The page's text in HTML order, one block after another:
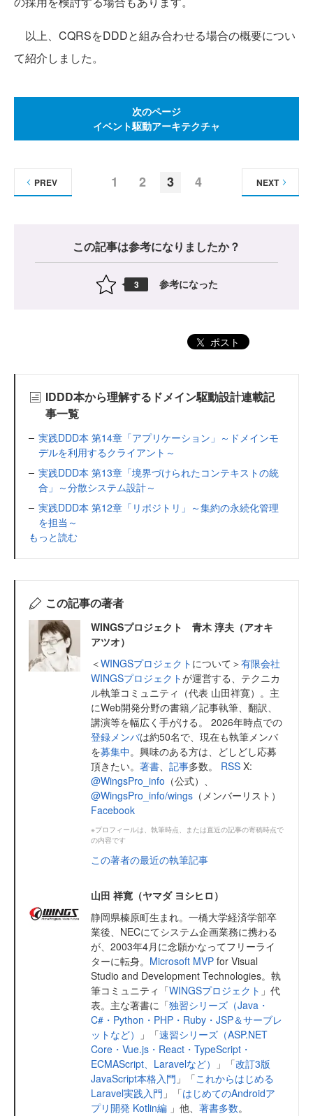
以上、CQRSをDDDと組み合わせる場合の概要につい
て紹介しました。
次のページ
イベント駆動アーキテクチャ
1 2 3 4
PREV NEXT
この記事は参考になりましたか？
3 参考になった
ポスト
IDDD本から理解するドメイン駆動設計連載記
事一覧
実践DDD本 第14章「アプリケーション」～ドメインモ
デルを利用するクライアント～
実践DDD本 第13章「境界づけられたコンテキストの統
合」～分散システム設計～
実践DDD本 第12章「リポジトリ」～集約の永続化管理
を担当～
もっと読む
この記事の著者
WINGSプロジェクト 青木 淳夫（アオキ
アツオ）
＜WINGSプロジェクト について＞有限会社
WINGSプロジェクトが運営する、テクニカ
ル執筆コミュニティ（代表 山田祥寛）。主
にWeb開発分野の書籍／記事執筆、翻訳、
講演等を幅広く手がける。 2026年時点での
登録メンバは約50名で、現在も執筆メンバ
を募集中。興味のある方は、どしどし応募
頂きたい。 著書、 記事多数。 RSS X:
@WingsPro_info （公式）、
@WingsPro_info/wings （メンバーリスト）
Facebook
※プロフィールは、執筆時点、または直近の記事の寄稿時点で
の内容です
この著者の最近の執筆記事
山田 祥寛（ヤマダ ヨシヒロ）
静岡県榛原町生まれ。一橋大学経済学部卒
業後、NECにてシステム企画業務に携わる
が、2003年4月に念願かなってフリーライ
ターに転身。 Microsoft MVP for Visual
Studio and Development Technologies。執
筆コミュニティ「WINGSプロジェクト 」代
表。主な著書に「独習シリーズ（Java・
C#・Python・PHP・Ruby・JSP＆サーブレ
ットなど）
」「速習シリーズ（ASP.NET
Core・Vue.js・React・TypeScript・
ECMAScript、Laravelなど）
」「改訂3版
JavaScript本格入門 」「これからはじめる
Laravel実践入門 」「はじめてのAndroidア
プリ開発 Kotlin編 」他、 著書多数。